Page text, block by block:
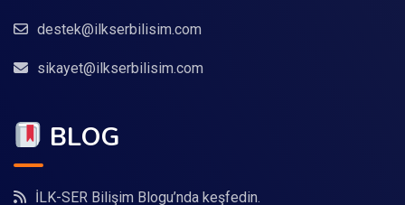
destek@ilkserbilisim.com
sikayet@ilkserbilisim.com
BLOG
İLK-SER Bilişim Blogu’nda keşfedin.